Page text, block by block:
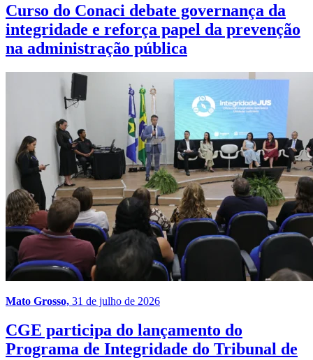
Curso do Conaci debate governança da
integridade e reforça papel da prevenção
na administração pública
Mato Grosso, 31 de julho de 2026
CGE participa do lançamento do
Programa de Integridade do Tribunal de